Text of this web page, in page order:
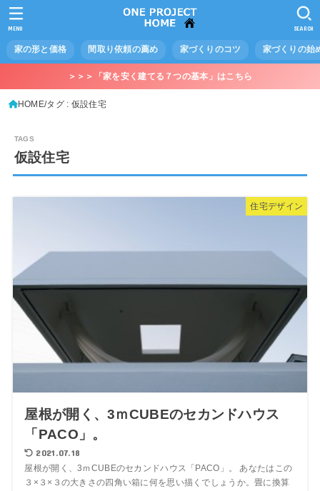
家の形と価格 間取り依頼の薦め 家づくりのコツ 家づくりの始
SEARCH
MENU
＞＞＞「家を安く建てる７つの基本」はこちら
HOME タグ : 仮設住宅
仮設住宅
住宅デザイン
屋根が開く、3ｍCUBEのセカンドハウス
「PACO」。
2021.07.18
屋根が開く、3ｍCUBEのセカンドハウス「PACO」。 あなたはこの
３×３×３の大きさの四角い箱に何を思い描くでしょうか。畳に換算